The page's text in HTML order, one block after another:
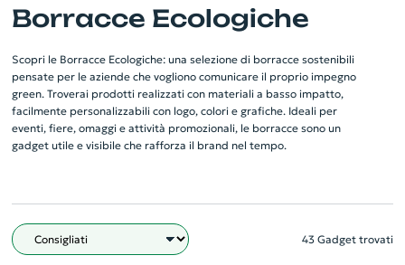
Borracce Ecologiche
Scopri le Borracce Ecologiche: una selezione di borracce sostenibili
pensate per le aziende che vogliono comunicare il proprio impegno
green. Troverai prodotti realizzati con materiali a basso impatto,
facilmente personalizzabili con logo, colori e grafiche. Ideali per
eventi, fiere, omaggi e attività promozionali, le borracce sono un
gadget utile e visibile che rafforza il brand nel tempo.
Filtro 43 Gadget trovati